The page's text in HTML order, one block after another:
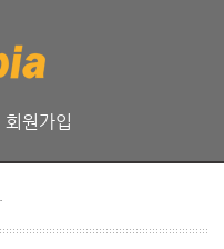
회원가입